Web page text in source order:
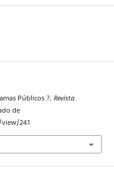
Públicos ?. Revista
de
241